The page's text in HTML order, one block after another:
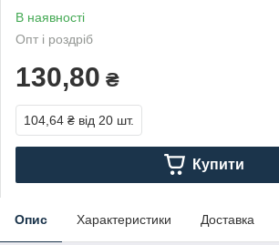
В наявності
Опт і роздріб
130,80 ₴
104,64 ₴ від 20 шт.
Купити
Опис Характеристики Доставка